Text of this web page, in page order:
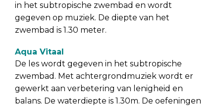
in het subtropische zwembad en wordt
gegeven op muziek. De diepte van het
zwembad is 1.30 meter.
Aqua Vitaal
De les wordt gegeven in het subtropische
zwembad. Met achtergrondmuziek wordt er
gewerkt aan verbetering van lenigheid en
balans. De waterdiepte is 1.30m. De oefeningen